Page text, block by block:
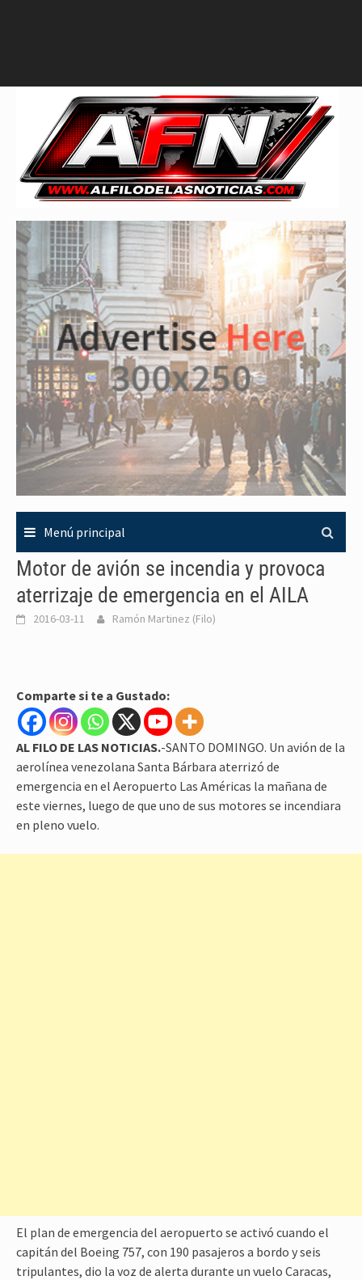
Menú principal
Motor de avión se incendia y provoca
aterrizaje de emergencia en el AILA
2016-03-11 Ramón Martinez (Filo)
Comparte si te a Gustado:
AL FILO DE LAS NOTICIAS.-SANTO DOMINGO. Un avión de la
aerolínea venezolana Santa Bárbara aterrizó de
emergencia en el Aeropuerto Las Américas la mañana de
este viernes, luego de que uno de sus motores se incendiara
en pleno vuelo.
El plan de emergencia del aeropuerto se activó cuando el
capitán del Boeing 757, con 190 pasajeros a bordo y seis
tripulantes, dio la voz de alerta durante un vuelo Caracas,